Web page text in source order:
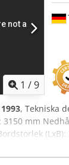
1 /9
1993, Tekniska
mm
Maskinens